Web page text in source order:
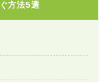
方法5選